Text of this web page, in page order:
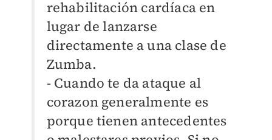
rehabilitación cardíaca en
lugar de lanzarse
directamente a una clase de
Zumba.
- Cuando te da ataque al
corazon generalmente es
porque tienen antecedentes